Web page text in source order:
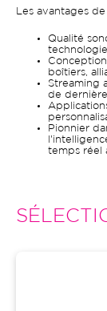
Les avantages
Qualité
boîtiers,
Streaming
de
Pionnier
temps réel